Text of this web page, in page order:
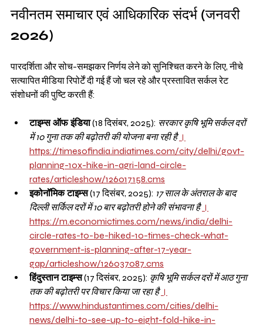
नवीनतम समाचार एवं आधिकारिक संदर्भ (जनवरी
2026)
पारदर्शिता और सोच-समझकर निर्णय लेने को सुनिश्चित करने के लिए, नीचे
सत्यापित मीडिया रिपोर्टें दी गई हैं जो चल रहे और प्रस्तावित सर्कल रेट
संशोधनों की पुष्टि करती हैं:
टाइम्स ऑफ इंडिया (18 दिसंबर, 2025): सरकार कृषि भूमि सर्कल दरों
में 10 गुना तक की बढ़ोतरी की योजना बना रही है ।
https://timesofindia.indiatimes.com/city/delhi/govt-
planning-10x-hike-in-agri-land-circle-
rates/articleshow/126017158.cms
इकोनॉमिक टाइम्स (17 दिसंबर, 2025): 17 साल के अंतराल के बाद
दिल्ली सर्किल दरों में 10 बार बढ़ोतरी होने की संभावना है ।
https://m.economictimes.com/news/india/delhi-
circle-rates-to-be-hiked-10-times-check-what-
government-is-planning-after-17-year-
gap/articleshow/126037087.cms
हिंदुस्तान टाइम्स (17 दिसंबर, 2025): कृषि भूमि सर्कल दरों में आठ गुना
तक की बढ़ोतरी पर विचार किया जा रहा है ।
https://www.hindustantimes.com/cities/delhi-
news/delhi-to-see-up-to-eight-fold-hike-in-